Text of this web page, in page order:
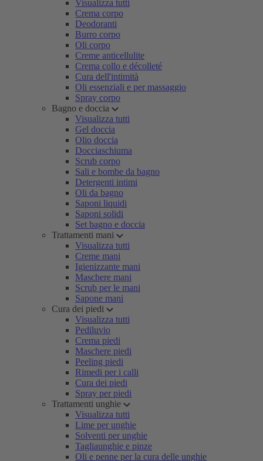
Visualizza tutti
Crema corpo
Deodoranti
Burro corpo
Oli corpo
Creme anticellulite
Crema collo e décolleté
Cura dell'intimità
Oli essenziali e per massaggio
Spray corpo
Bagno e doccia
Visualizza tutti
Gel doccia
Olio doccia
Docciaschiuma
Scrub corpo
Sali e bombe da bagno
Detergenti intimi
Oli da bagno
Saponi liquidi
Saponi solidi
Set bagno e doccia
Trattamenti mani
Visualizza tutti
Creme mani
Igienizzante mani
Maschere mani
Scrub per le mani
Sapone mani
Cura dei piedi
Visualizza tutti
Pediluvio
Crema piedi
Maschere piedi
Peeling piedi
Rimedi per i calli
Cura dei piedi
Spray per piedi
Trattamenti unghie
Visualizza tutti
Lime per unghie
Solventi per unghie
Tagliaunghie e pinze
Oli e penne per la cura delle unghie